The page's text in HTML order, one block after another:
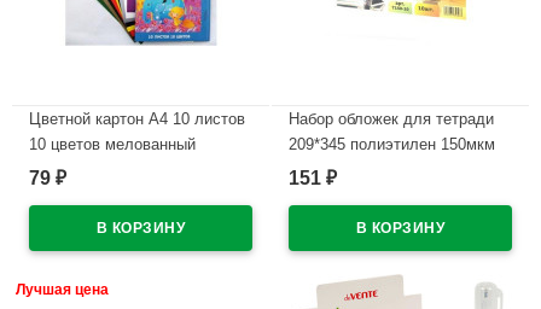
Цветной картон А4 10 листов
10 цветов мелованный
односторонний РАША
79 ₽
Набор обложек для тетради
209*345 полиэтилен 150мкм
10 штук в наборе арт Т150-10
151 ₽
Лучшая цена